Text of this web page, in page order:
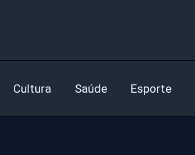
Cultura Saúde Esporte